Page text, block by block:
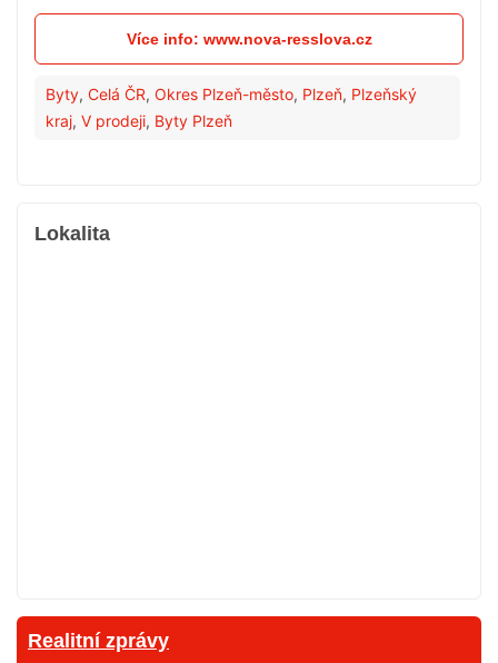
Více info: www.nova-resslova.cz
Byty, Celá ČR, Okres Plzeň-město, Plzeň, Plzeňský
kraj, V prodeji, Byty Plzeň
Lokalita
Realitní zprávy